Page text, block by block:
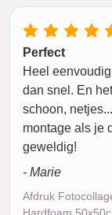
Perfect
Heel
dan snel. En
schoon,
montage als je
geweldig!
- Marie
Afdruk